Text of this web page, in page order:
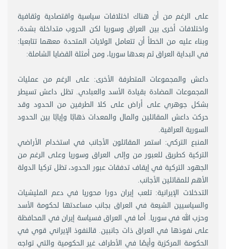
على الرغم من أن هناك اختلافات سياسية واقتصادية وثقافية
واختلافات أخرى بين العراق وسوريا لكن الحروب متداخلة بشدة،
وبناء عليه من الخطأ أن تتعامل الولايات المتحدة معهما تتابعيا:
في البداية العراق ثم بعدها سوريا، ومن أمثلة القضايا الشاملة:
داعش والمجموعات المتطرفة الأخرى: على الرغم من عمليات
المجموعات المضادة بقيادة الأسد والعبادي. تظل داعش تسيطر
بشكل جوهري على أراض على كلا الطرفين من الحدود وقد
حركت داعش المقاتلين والمال والمعدات ذهابًا وإيابًا بين الحدود
السورية العراقية.
المنبع التركي: استمر المقاتلون الأجانب في استخدام الأراضي
التركية كطريق للعبور من وإلى العراق وسوريا وعلى الرغم من
الجهود التركية في إيقاف تدفقات عبور الحدود، تظل تركيا الدولة
الأهم للمقاتلين الأجانب.
التدخلات الإيرانية: تلعب إيران دورا محوريا في دعم المليشيات
والسياسيين الشيعة في العراق بجانب مساعدتها لحكومة الأسد
وحزب الله في سوريا. أما في العراق فسياسة إيران في المحافظة
على نفوذها في العراق ذات جانبين. قالنفوذ الإيراني قوي في
الحكومة المركزية وأيضًا في الأطراف غير الحكومية والتي تواجه